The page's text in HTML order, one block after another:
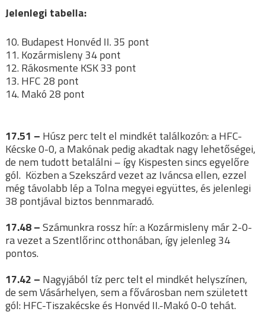
Jelenlegi tabella:
10. Budapest Honvéd II. 35 pont
11. Kozármisleny 34 pont
12. Rákosmente KSK 33 pont
13. HFC 28 pont
14. Makó 28 pont
17.51 – Húsz perc telt el mindkét találkozón: a HFC-
Kécske 0-0, a Makónak pedig akadtak nagy lehetőségei,
de nem tudott betalálni – így Kispesten sincs egyelőre
gól. Közben a Szekszárd vezet az Iváncsa ellen, ezzel
még távolabb lép a Tolna megyei együttes, és jelenlegi
38 pontjával biztos bennmaradó.
17.48 –Számunkra rossz hír: a Kozármisleny már 2-0-
ra vezet a Szentlőrinc otthonában, így jelenleg 34
pontos.
17.42 – Nagyjából tíz perc telt el mindkét helyszínen,
de sem Vásárhelyen, sem a fővárosban nem született
gól: HFC-Tiszakécske és Honvéd II.-Makó 0-0 tehát.